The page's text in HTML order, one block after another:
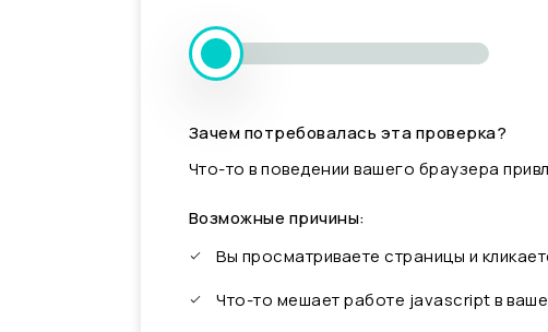
Зачем потребовалась эта проверка?
Что-то в поведении вашего браузера
Возможные причины:
Вы просматриваете страницы и
Что-то мешает работе javascript в